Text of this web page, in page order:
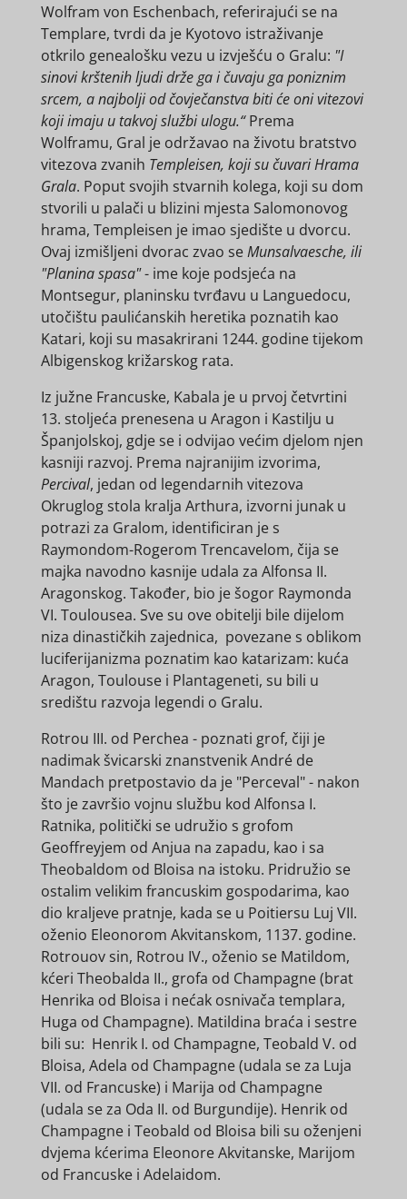
Wolfram von Eschenbach, referirajući se na
Templare, tvrdi da je Kyotovo istraživanje
otkrilo genealošku vezu u izvješću o Gralu: "I
sinovi krštenih ljudi drže ga i čuvaju ga poniznim
srcem, a najbolji od čovječanstva biti će oni vitezovi
koji imaju u takvoj službi ulogu.“Prema
Wolframu, Gral je održavao na životu bratstvo
vitezova zvanih Templeisen, koji su čuvari Hrama
Grala. Poput svojih stvarnih kolega, koji su dom
stvorili u palači u blizini mjesta Salomonovog
hrama, Templeisen je imao sjedište u dvorcu.
Ovaj izmišljeni dvorac zvao seMunsalvaesche, ili
"Planina spasa"- ime koje podsjeća na
Montsegur, planinsku tvrđavu u Languedocu,
utočištu paulićanskih heretika poznatih kao
Katari, koji su masakrirani 1244. godine tijekom
Albigenskog križarskog rata.
Iz južne Francuske, Kabala je u prvoj četvrtini
13. stoljeća prenesena u Aragon i Kastilju u
Španjolskoj, gdje se i odvijao većim djelom njen
kasniji razvoj. Prema najranijim izvorima,
Percival, jedan od legendarnih vitezova
Okruglog stola kralja Arthura, izvorni junak u
potrazi za Gralom, identificiran je s
Raymondom-Rogerom Trencavelom, čija se
majka navodno kasnije udala za Alfonsa II.
Aragonskog. Također, bio je šogor Raymonda
VI. Toulousea. Sve su ove obitelji bile dijelom
niza dinastičkih zajednica, povezane s oblikom
luciferijanizma poznatim kao katarizam: kuća
Aragon, Toulouse i Plantageneti, su bili u
središtu razvoja legendi o Gralu.
Rotrou III. od Perchea - poznati grof, čiji je
nadimak švicarski znanstvenik André de
Mandach pretpostavio da je "Perceval" - nakon
što je završio vojnu službu kod Alfonsa I.
Ratnika, politički se udružio s grofom
Geoffreyjem od Anjua na zapadu, kao i sa
Theobaldom od Bloisa na istoku. Pridružio se
ostalim velikim francuskim gospodarima, kao
dio kraljeve pratnje, kada se u Poitiersu Luj VII.
oženio Eleonorom Akvitanskom, 1137. godine.
Rotrouov sin, Rotrou IV., oženio se Matildom,
kćeri Theobalda II., grofa od Champagne (brat
Henrika od Bloisa i nećak osnivača templara,
Huga od Champagne). Matildina braća i sestre
bili su: Henrik I. od Champagne, Teobald V. od
Bloisa, Adela od Champagne (udala se za Luja
VII. od Francuske) i Marija od Champagne
(udala se za Oda II. od Burgundije). Henrik od
Champagne i Teobald od Bloisa bili su oženjeni
dvjema kćerima Eleonore Akvitanske, Marijom
od Francuske i Adelaidom.